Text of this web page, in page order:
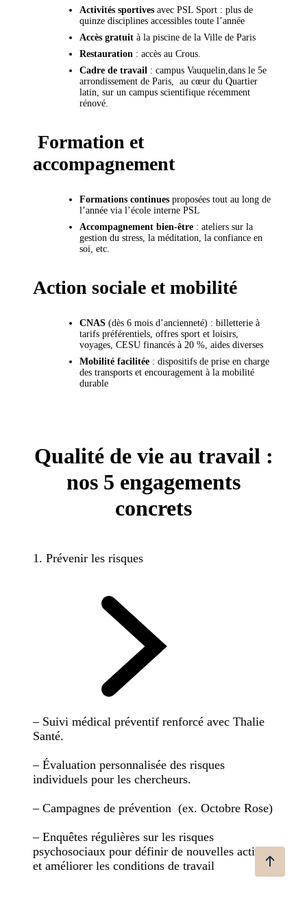
Activités sportives avec PSL Sport : plus de
quinze disciplines accessibles toute l’année
Accès gratuit à la piscine de la Ville de Paris
Restauration : accès au Crous.
Cadre de travail : campus Vauquelin,dans le 5e
arrondissement de Paris, au cœur du Quartier
latin, sur un campus scientifique récemment
rénové.
Formation et
accompagnement
Formations continues proposées tout au long de
l’année via l’école interne PSL
Accompagnement bien-être : ateliers sur la
gestion du stress, la méditation, la confiance en
soi, etc.
Action sociale et mobilité
CNAS (dès 6 mois d’ancienneté) : billetterie à
tarifs préférentiels, offres sport et loisirs,
voyages, CESU financés à 20 %, aides diverses
Mobilité facilitée : dispositifs de prise en charge
des transports et encouragement à la mobilité
durable
Qualité de vie au travail :
nos 5 engagements
concrets
1. Prévenir les risques
– Suivi médical préventif renforcé avec Thalie
Santé.
– Évaluation personnalisée des risques
individuels pour les chercheurs.
– Campagnes de prévention (ex. Octobre Rose)
– Enquêtes régulières sur les risques
psychosociaux pour définir de nouvelles actions
et améliorer les conditions de travail